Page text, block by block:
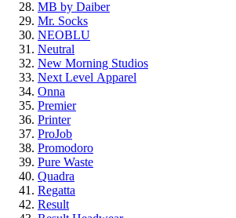
MB by Daiber
Mr. Socks
NEOBLU
Neutral
New Morning Studios
Next Level Apparel
Onna
Premier
Printer
ProJob
Promodoro
Pure Waste
Quadra
Regatta
Result